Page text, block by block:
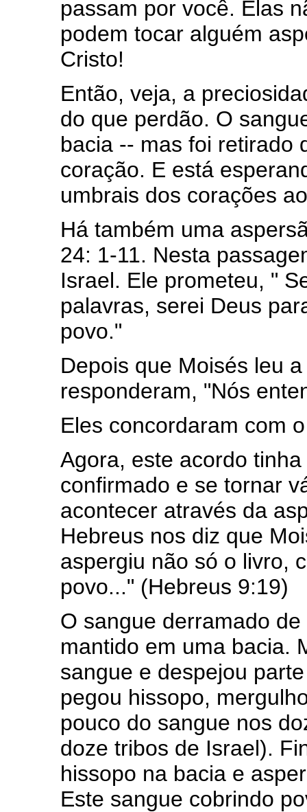
passam por você. Elas
podem tocar alguém
Cristo!
Então, veja, a
do que perdão. O
bacia -- mas foi retirado
coração. E está
umbrais dos corações
Há também uma
24: 1-11. Nesta
Israel. Ele prometeu, "
palavras, serei Deus
povo."
Depois que Moisés leu
responderam, "Nós
Eles concordaram com
Agora, este acordo
confirmado e se tornar
acontecer através da
Hebreus nos diz que
aspergiu não só o livro,
povo..." (Hebreus 9:19)
O sangue derramado
mantido em uma bacia.
sangue e despejou
pegou hissopo,
pouco do sangue nos
doze tribos de Israel).
hissopo na bacia e
Este sangue cobrindo